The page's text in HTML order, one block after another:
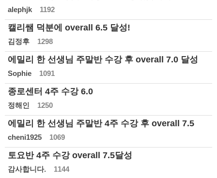
alephjk 1192
캘리쌤 덕분에 overall 6.5 달성!
김정후 1298
에밀리 한 선생님 주말반 수강 후 overall 7.0 달성
Sophie 1091
종로센터 4주 수강 6.0
정해인 1250
에밀리 한 선생님 주말반 4주 수강 후 overall 7.5
cheni1925 1069
토요반 4주 수강 overall 7.5달성
감사합니다. 1144